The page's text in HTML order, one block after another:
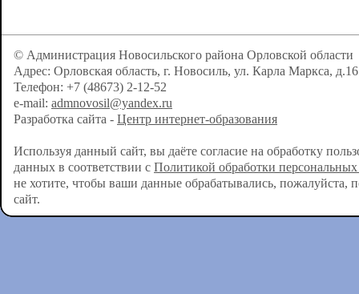
© Администрация Новосильского района Орловской области
Адрес: Орловская область, г. Новосиль, ул. Карла Маркса, д.16
Телефон: +7 (48673) 2-12-52
e-mail: admnovosil@yandex.ru
Разработка сайта - Центр интернет-образования
Используя данный сайт, вы даёте согласие на обработку
данных в соответствии с Политикой обработки
не хотите, чтобы ваши данные обрабатывались, пожалуйста,
сайт.